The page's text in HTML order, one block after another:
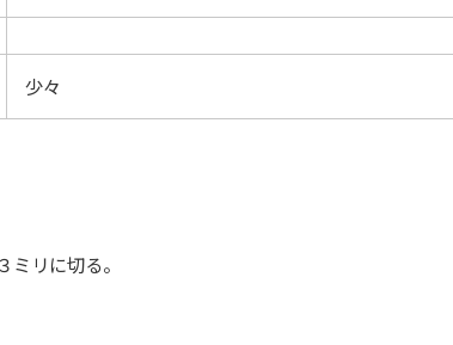
少々
リに切る。